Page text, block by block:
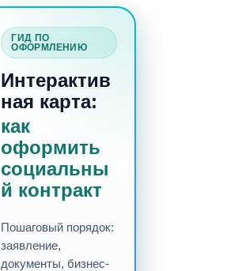
ГИД ПО
ОФОРМЛЕНИЮ
Интерактив
ная карта:
как
оформить
социальны
й контракт
Пошаговый порядок:
заявление,
документы, бизнес-